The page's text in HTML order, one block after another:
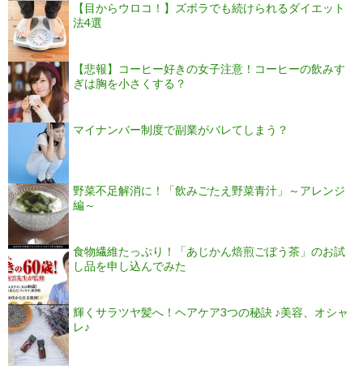
【目からウロコ！】ズボラでも続けられるダイエット
法4選
【悲報】コーヒー好きの女子注意！コーヒーの飲みす
ぎは胸を小さくする？
マイナンバー制度で副業がバレてしまう？
野菜不足解消に！「飲みごたえ野菜青汁」～アレンジ
編～
食物繊維たっぷり！「あじかん焙煎ごぼう茶」のお試
し品を申し込んでみた
輝くサラツヤ髪へ！ヘアケア3つの秘訣 ♪美容、オシャ
レ♪